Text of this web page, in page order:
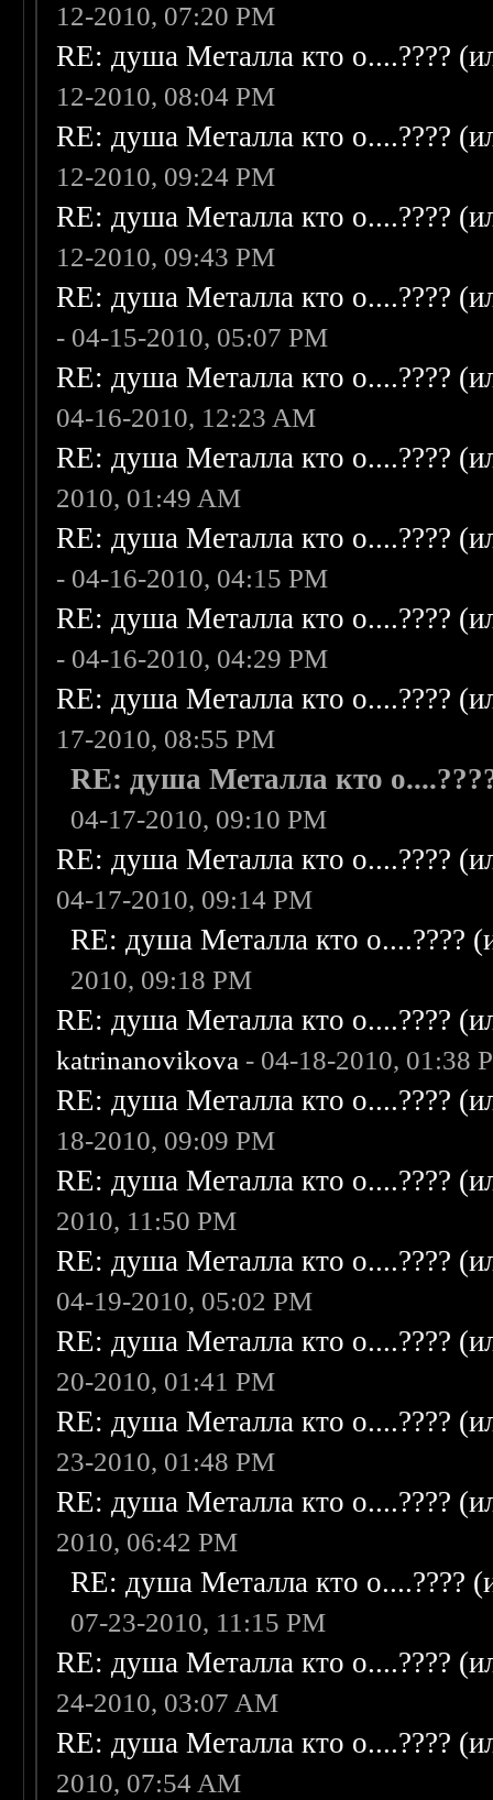
12-2010, 07:20 PM
RE: душа Металла кто о....????
12-2010, 08:04 PM
RE: душа Металла кто о....????
12-2010, 09:24 PM
RE: душа Металла кто о....????
12-2010, 09:43 PM
RE: душа Металла кто о....????
- 04-15-2010, 05:07 PM
RE: душа Металла кто о....????
04-16-2010, 12:23 AM
RE: душа Металла кто о....????
2010, 01:49 AM
RE: душа Металла кто о....????
- 04-16-2010, 04:15 PM
RE: душа Металла кто о....????
- 04-16-2010, 04:29 PM
RE: душа Металла кто о....????
17-2010, 08:55 PM
RE: душа Металла кто
04-17-2010, 09:10 PM
RE: душа Металла кто о....????
04-17-2010, 09:14 PM
RE: душа Металла кто о....????
2010, 09:18 PM
RE: душа Металла кто о....????
katrinanovikova - 04-18-2010, 01:38
RE: душа Металла кто о....????
18-2010, 09:09 PM
RE: душа Металла кто о....????
2010, 11:50 PM
RE: душа Металла кто о....????
04-19-2010, 05:02 PM
RE: душа Металла кто о....????
20-2010, 01:41 PM
RE: душа Металла кто о....????
23-2010, 01:48 PM
RE: душа Металла кто о....????
2010, 06:42 PM
RE: душа Металла кто о....????
07-23-2010, 11:15 PM
RE: душа Металла кто о....????
24-2010, 03:07 AM
RE: душа Металла кто о....????
2010, 07:54 AM